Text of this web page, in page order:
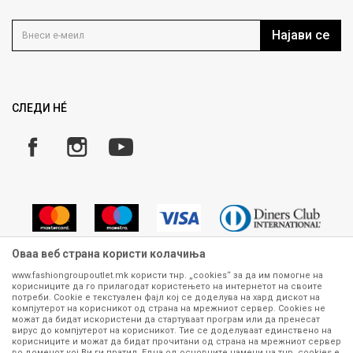
Кариера
Како да купите
Замена и рефундација на производи
Плаќање
Најави се
СЛЕДИ НÉ
Сите информации околу производите кои се изложени на нашата
онлајн продавница се стремиме да бидат конкретни, точни и прецизни,
меѓутоа не можеме да гарантираме дека се без ниту една грешка или
пак дека сите производи во моментот се достапни на залиха.
Фотографиите се најверодостојниот приказ на производот. Доколку
Оваа веб страна користи колачиња
www.fashiongroupoutlet.mk користи тнр. „cookies“ за да им помогне на
корисниците да го прилагодат користењето на интернетот на своите
потреби. Cookie е текстуален фајл кој се доделува на хард дискот на
компјутерот на корисникот од страна на мрежниот сервер. Cookies не
можат да бидат искористени да стартуваат програм или да пренесат
вирус до компјутерот на корисникот. Тие се доделуваат единствено на
корисниците и можат да бидат прочитани од страна на мрежниот сервер